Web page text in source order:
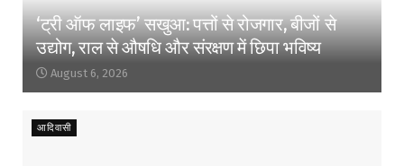
‘ट्री ऑफ लाइफ’ सखुआ: पत्तों से रोजगार, बीजों से
उद्योग, राल से औषधि और संरक्षण में छिपा भविष्य
August 6, 2026
आदिवासी